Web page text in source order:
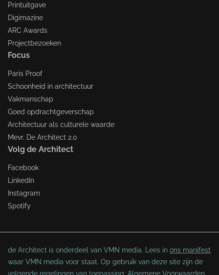
Printuitgave
Digimazine
ARC Awards
Projectbezoeken
Focus
Paris Proof
Schoonheid in architectuur
Vakmanschap
Goed opdrachtgeverschap
Architectuur als culturele waarde
Mevr. De Architect 2.0
Volg de Architect
Facebook
LinkedIn
Instagram
Spotify
de Architect is onderdeel van VMN media. Lees in ons manifest
waar VMN media voor staat. Op gebruik van deze site zijn de